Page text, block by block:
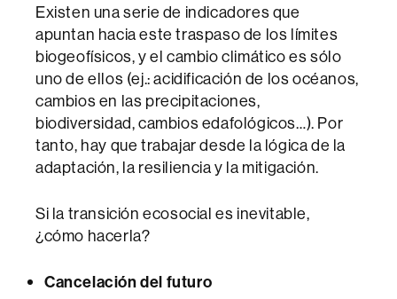
Existen una serie de indicadores que
apuntan hacia este traspaso de los límites
biogeofísicos, y el cambio climático es sólo
uno de ellos (ej.: acidificación de los océanos,
cambios en las precipitaciones,
biodiversidad, cambios edafológicos…). Por
tanto, hay que trabajar desde la lógica de la
adaptación, la resiliencia y la mitigación.
Si la transición ecosocial es inevitable,
¿cómo hacerla?
Cancelación del futuro